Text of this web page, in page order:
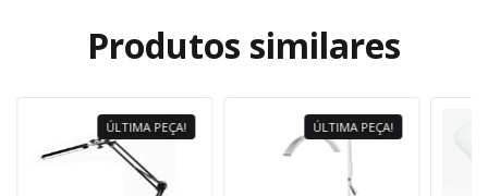
Produtos similares
ÚLTIMA PEÇA! ÚLTIMA PEÇA!